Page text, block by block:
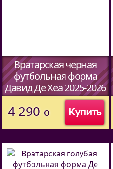
Вратарская черная
футбольная форма
Давид Де Хеа 2025-2026
Купить
4 290 o